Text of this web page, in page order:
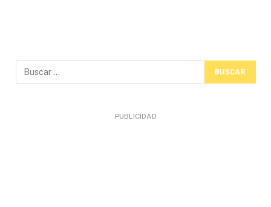
PUBLICIDAD